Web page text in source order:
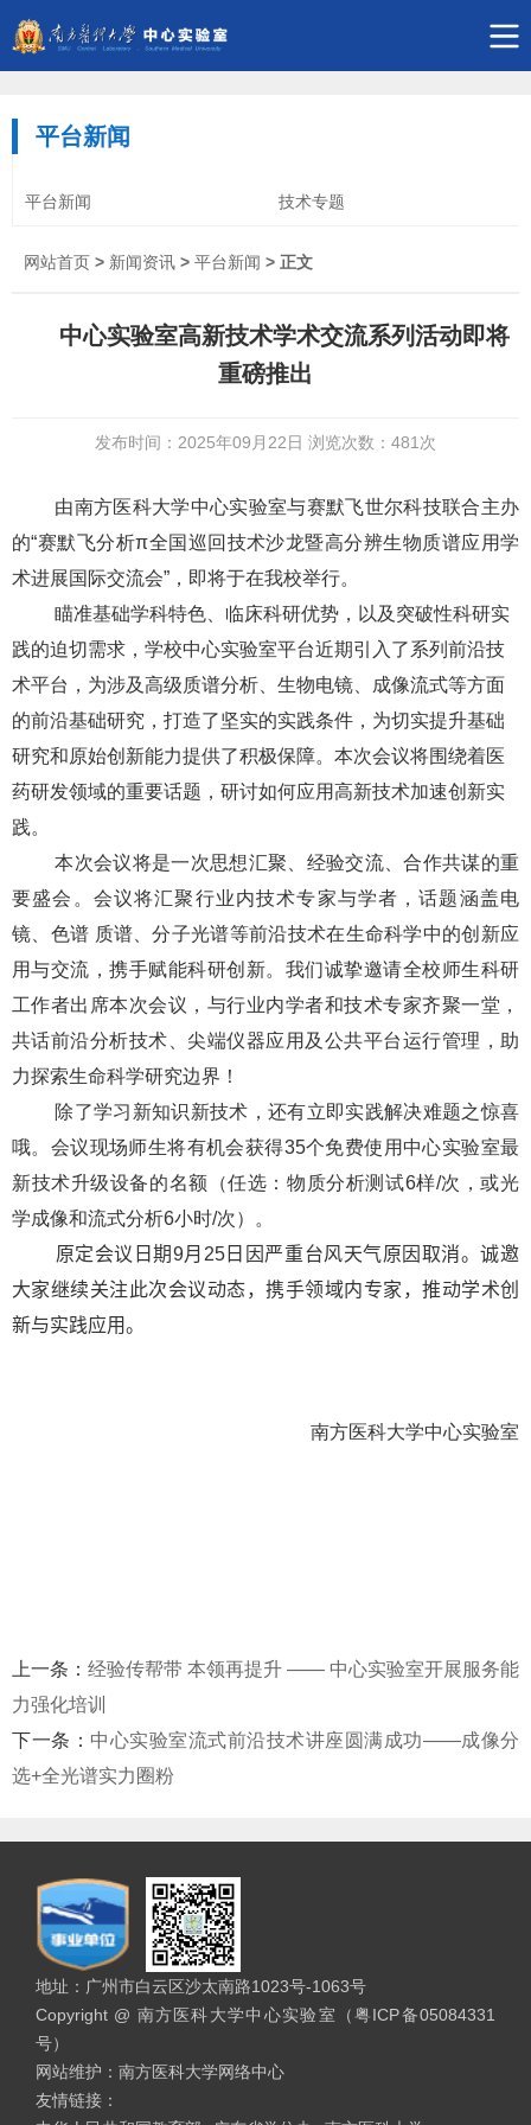
平台新闻
平台新闻 技术专题
网站首页 > 新闻资讯 > 平台新闻 > 正文
中心实验室高新技术学术交流系列活动即将
重磅推出
发布时间：2025年09月22日 浏览次数： 481 次
由南方医科大学中心实验室与赛默飞世尔科技联合主办
的“赛默飞分析π全国巡回技术沙龙暨高分辨生物质谱应用学
术进展国际交流会”，即将于在我校举行。
瞄准基础学科特色、临床科研优势，以及突破性科研实
践的迫切需求，学校中心实验室平台近期引入了系列前沿技
术平台，为涉及高级质谱分析、生物电镜、成像流式等方面
的前沿基础研究，打造了坚实的实践条件，为切实提升基础
研究和原始创新能力提供了积极保障。本次会议将围绕着医
药研发领域的重要话题，研讨如何应用高新技术加速创新实
践。
本次会议将是一次思想汇聚、经验交流、合作共谋的重
要盛会。会议将汇聚行业内技术专家与学者，话题涵盖电
镜、色谱 质谱、分子光谱等前沿技术在生命科学中的创新应
用与交流，携手赋能科研创新。我们诚挚邀请全校师生科研
工作者出席本次会议，与行业内学者和技术专家齐聚一堂，
共话前沿分析技术、尖端仪器应用及公共平台运行管理，助
力探索生命科学研究边界！
除了学习新知识新技术，还有立即实践解决难题之惊喜
哦。会议现场师生将有机会获得35个免费使用中心实验室最
新技术升级设备的名额（任选：物质分析测试6样/次，或光
学成像和流式分析6小时/次）。
原定会议日期9月25日因严重台风天气原因取消。诚邀
大家继续关注此次会议动态，携手领域内专家，推动学术创
新与实践应用。
南方医科大学中心实验室
上一条： 经验传帮带 本领再提升 —— 中心实验室开展服务能
力强化培训
下一条： 中心实验室流式前沿技术讲座圆满成功——成像分
选+全光谱实力圈粉
地址：广州市白云区沙太南路1023号-1063号
Copyright @ 南方医科大学中心实验室（粤ICP备05084331
号）
网站维护：南方医科大学网络中心
友情链接：